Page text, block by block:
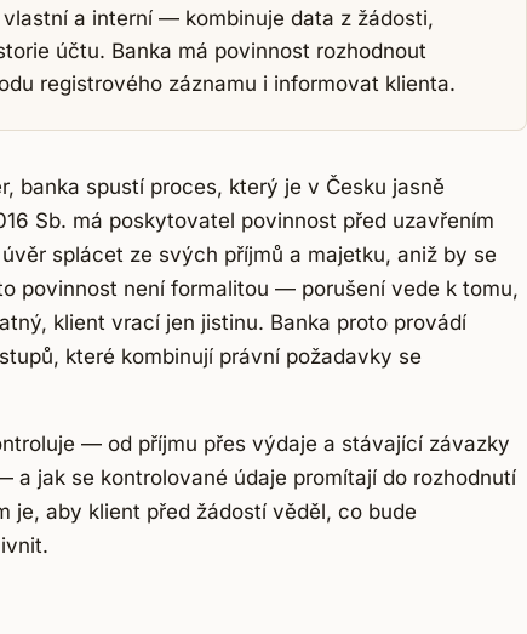
a interní — kombinuje data z žádosti,
účtu. Banka má povinnost rozhodnout
registrového záznamu i informovat klienta.
banka spustí proces, který je v Česku jasně
Sb. má poskytovatel povinnost před uzavřením
splácet ze svých příjmů a majetku, aniž by se
povinnost není formalitou — porušení vede k tomu,
klient vrací jen jistinu. Banka proto provádí
které kombinují právní požadavky se
— od příjmu přes výdaje a stávající závazky
jak se kontrolované údaje promítají do rozhodnutí
je, aby klient před žádostí věděl, co bude